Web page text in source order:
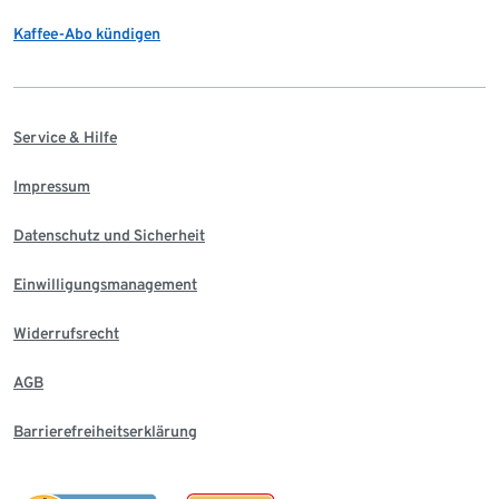
Kaffee-Abo kündigen
Service & Hilfe
Impressum
Datenschutz und Sicherheit
Einwilligungsmanagement
Widerrufsrecht
AGB
Barrierefreiheitserklärung